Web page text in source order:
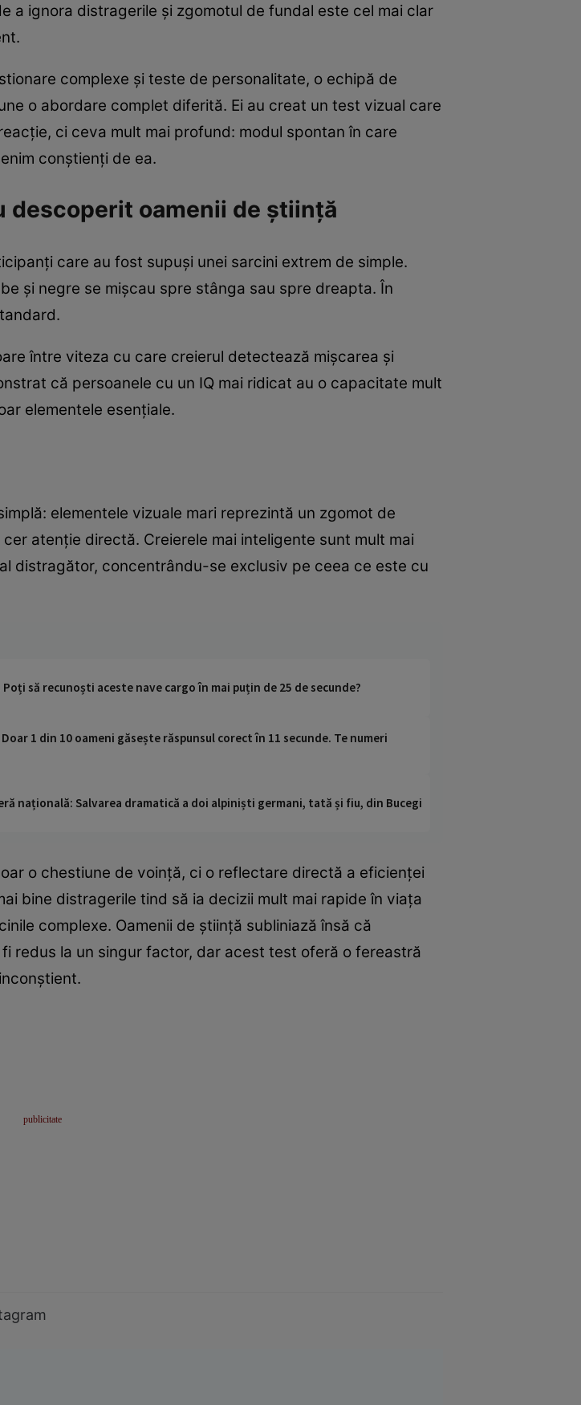
a ignora distragerile și zgomotul de fundal este cel mai clar
complexe și teste de personalitate, o echipă de
o abordare complet diferită. Ei au creat un test vizual care
ci ceva mult mai profund: modul spontan în care
conștienți de ea.
descoperit oamenii de știință
care au fost supuși unei sarcini extrem de simple.
și negre se mișcau spre stânga sau spre dreapta. În
între viteza cu care creierul detectează mișcarea și
că persoanele cu un IQ mai ridicat au o capacitate mult
elementele esențiale.
elementele vizuale mari reprezintă un zgomot de
atenție directă. Creierele mai inteligente sunt mult mai
distragător, concentrându-se exclusiv pe ceea ce este cu
să recunoști aceste nave cargo în mai puțin de 25 de secunde?
1 din 10 oameni găsește răspunsul corect în 11 secunde. Te numeri
națională: Salvarea dramatică a doi alpiniști germani, tată și fiu, din Bucegi
o chestiune de voință, ci o reflectare directă a eficienței
bine distragerile tind să ia decizii mult mai rapide în viața
complexe. Oamenii de știință subliniază însă că
redus la un singur factor, dar acest test oferă o fereastră